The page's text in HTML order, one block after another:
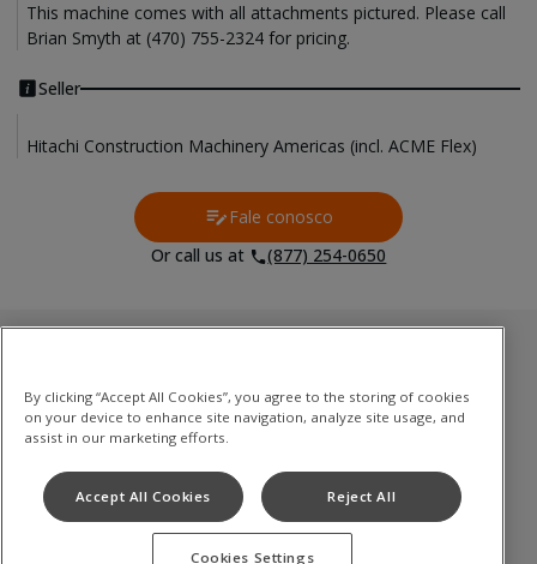
This machine comes with all attachments pictured. Please call
Brian Smyth at (470) 755-2324 for pricing.
Seller
Hitachi Construction Machinery Americas (incl. ACME Flex)
Contact Us
Fale conosco
Or call us at
(877) 254-0650
Escavadoras de rastos
Mini Escavadeira
Pá carregadeira
Caminhões basculantes articulados
By clicking “Accept All Cookies”, you agree to the storing of cookies
on your device to enhance site navigation, analyze site usage, and
assist in our marketing efforts.
Accept All Cookies Reject All
Cookies Settings